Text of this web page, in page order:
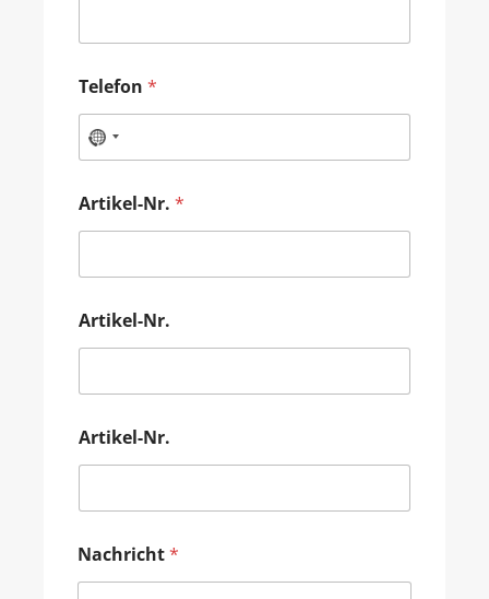
Telefon *
Artikel-Nr. *
Artikel-Nr.
Artikel-Nr.
Nachricht*